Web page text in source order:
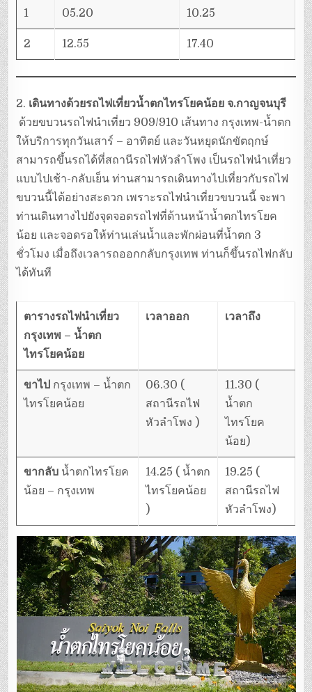
1 05.20 10.25
2 12.55 17.40
2. เดินทางด้วยรถไฟเที่ยวน้ำตกไทรโยคน้อย จ.กาญจนบุรี
ด้วยขบวนรถไฟนำเที่ยว 909/910 เส้นทาง กรุงเทพ-น้ำตก
ให้บริการทุกวันเสาร์ – อาทิตย์ และวันหยุดนักขัตฤกษ์
สามารถขึ้นรถได้ที่สถานีรถไฟหัวลำโพง เป็นรถไฟนำเที่ยว
แบบไปเช้า-กลับเย็น ท่านสามารถเดินทางไปเที่ยวกับรถไฟ
ขบวนนี้ได้อย่างสะดวก เพราะรถไฟนำเที่ยวขบวนนี้ จะพา
ท่านเดินทางไปยังจุดจอดรถไฟที่ด้านหน้าน้ำตกไทรโยค
น้อย และจอดรอให้ท่านเล่นน้ำและพักผ่อนที่น้ำตก 3
ชั่วโมง เมื่อถึงเวลารถออกกลับกรุงเทพ ท่านก็ขึ้นรถไฟกลับ
ได้ทันที
ตารางรถไฟนำเที่ยว
กรุงเทพ – น้ำตก
ไทรโยคน้อย
เวลาออก เวลาถึง
ขาไป กรุงเทพ – น้ำตก
ไทรโยคน้อย
06.30 (
สถานีรถไฟ
หัวลำโพง )
11.30 (
น้ำตก
ไทรโยค
น้อย)
ขากลับ น้ำตกไทรโยค
น้อย – กรุงเทพ
14.25 ( น้ำตก
ไทรโยคน้อย
)
19.25 (
สถานีรถไฟ
หัวลำโพง)